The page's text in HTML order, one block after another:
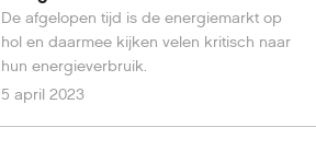
De afgelopen tijd is de energiemarkt op
hol en daarmee kijken velen kritisch naar
hun energieverbruik.
5 april 2023